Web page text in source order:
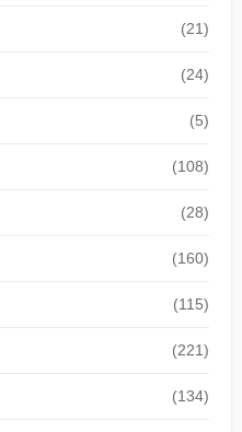
(21)
(24)
(5)
(108)
(28)
(160)
(115)
(221)
(134)